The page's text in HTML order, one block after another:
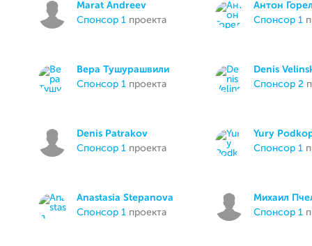
Marat Andreev
спонсор 1 проекта
Антон
спонсор 1
Вера Тушурашвили
спонсор 1 проекта
Denis
спонсор 2
Denis Patrakov
спонсор 1 проекта
Yury
спонсор 1
Anastasia Stepanova
спонсор 1 проекта
Михаил
спонсор 1